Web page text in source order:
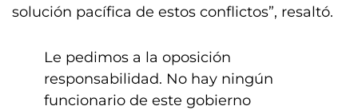
solución pacífica de estos conflictos”, resaltó.
Le pedimos a la oposición
responsabilidad. No hay ningún
funcionario de este gobierno